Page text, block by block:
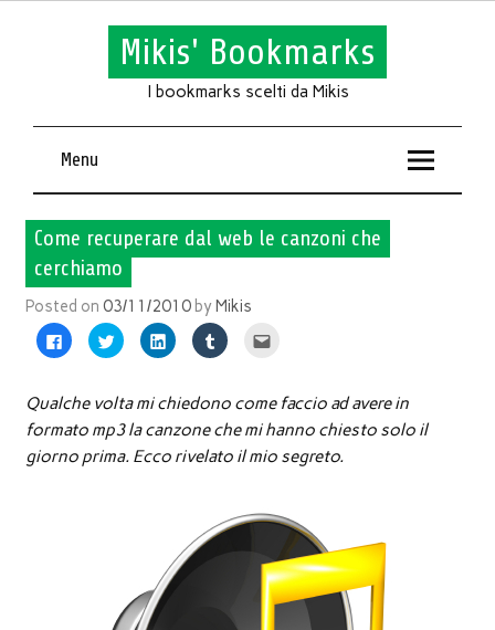
Mikis' Bookmarks
I bookmarks scelti da Mikis
Menu
Come recuperare dal web le canzoni che
cerchiamo
Posted on 03/11/2010 byMikis
Fai
clic
Facebook
(Si
apre
una
nuova
Fai
clic
su
(Si
apre
in
Fai
clic
su
LinkedIn
(Si
apre
in
Fai
clic
su
Tumblr
(Si
apre
in
una
l'articolo
via
mail
un
amico
una
nuova
finestra)
Qualche volta mi chiedono come faccio ad avere in
formato mp3 la canzone che mi hanno chiesto solo il
giorno prima. Ecco rivelato il mio segreto.